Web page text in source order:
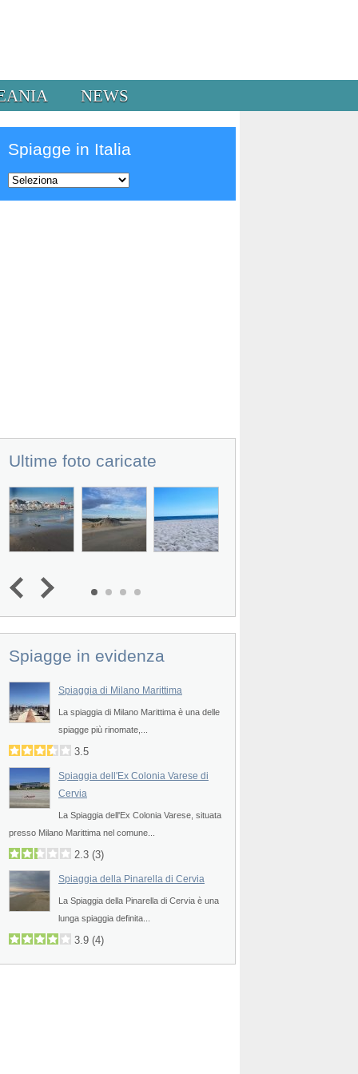
NEWS
Spiagge in Italia
Ultime foto caricate
Spiagge in evidenza
Spiaggia di Milano Marittima
La spiaggia di Milano Marittima è una delle
spiagge più rinomate,...
3.5
Spiaggia dell'Ex Colonia Varese di
Cervia
La Spiaggia dell'Ex Colonia Varese, situata
presso Milano Marittima nel comune...
2.3 (3)
Spiaggia della Pinarella di Cervia
La Spiaggia della Pinarella di Cervia è una
lunga spiaggia definita...
3.9 (4)